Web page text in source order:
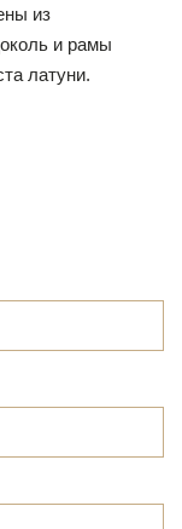
из
и рамы
латуни.